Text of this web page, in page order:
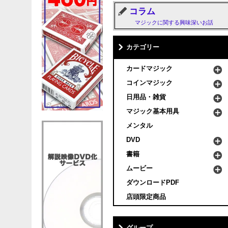
コラム
マジックに関する興味深いお話
カテゴリー
カードマジック
コインマジック
日用品・雑貨
マジック基本用具
メンタル
DVD
書籍
ムービー
ダウンロードPDF
店頭限定商品